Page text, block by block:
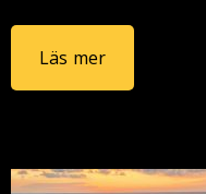
Läs mer